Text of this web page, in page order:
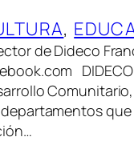
,
de Dideco
DIDECO